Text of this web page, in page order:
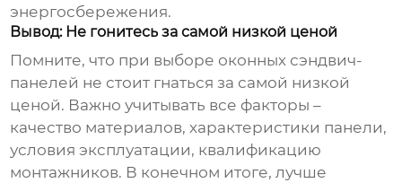
энергосбережения.
Вывод: Не гонитесь за самой низкой ценой
Помните, что при выборе оконных сэндвич-
панелей не стоит гнаться за самой низкой
ценой. Важно учитывать все факторы –
качество материалов, характеристики панели,
условия эксплуатации, квалификацию
монтажников. В конечном итоге, лучше